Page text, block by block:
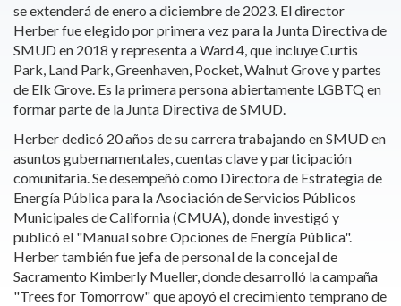
se extenderá de enero a diciembre de 2023. El director
Herber fue elegido por primera vez para la Junta Directiva de
SMUD en 2018 y representa a Ward 4, que incluye Curtis
Park, Land Park, Greenhaven, Pocket, Walnut Grove y partes
de Elk Grove. Es la primera persona abiertamente LGBTQ en
formar parte de la Junta Directiva de SMUD.
Herber dedicó 20 años de su carrera trabajando en SMUD en
asuntos gubernamentales, cuentas clave y participación
comunitaria. Se desempeñó como Directora de Estrategia de
Energía Pública para la Asociación de Servicios Públicos
Municipales de California (CMUA), donde investigó y
publicó el "Manual sobre Opciones de Energía Pública".
Herber también fue jefa de personal de la concejal de
Sacramento Kimberly Mueller, donde desarrolló la campaña
"Trees for Tomorrow" que apoyó el crecimiento temprano de